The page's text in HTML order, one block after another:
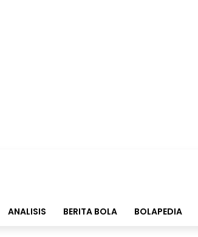
ANALISIS BERITA BOLA BOLAPEDIA